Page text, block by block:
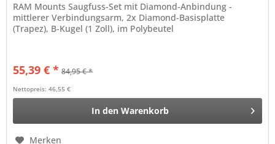
RAM Mounts Saugfuss-Set mit Diamond-Anbindung -
mittlerer Verbindungsarm, 2x Diamond-Basisplatte
(Trapez), B-Kugel (1 Zoll), im Polybeutel
55,39 € * 84,95 € *
Nettopreis: 46,55 €
In den Warenkorb
Merken